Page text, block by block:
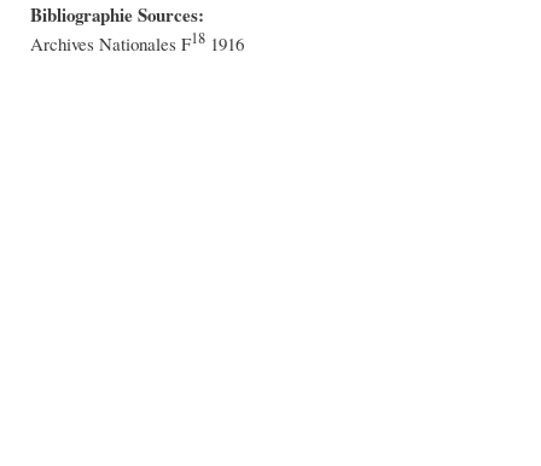
Bibliographie Sources:
Archives Nationales F18 1916